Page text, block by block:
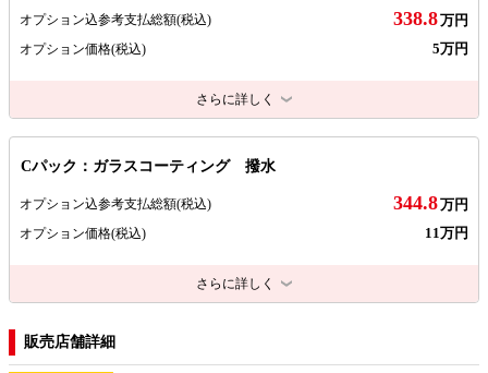
オプション込参考支払総額(税込) 338.8万円
オプション価格(税込) 5万円
さらに詳しく
Cパック：ガラスコーティング 撥水
オプション込参考支払総額(税込) 344.8万円
オプション価格(税込) 11万円
さらに詳しく
販売店舗詳細